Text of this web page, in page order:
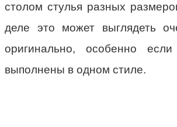
столом стулья разных
деле это может выглядеть
оригинально, особенно
выполнены в одном стиле.